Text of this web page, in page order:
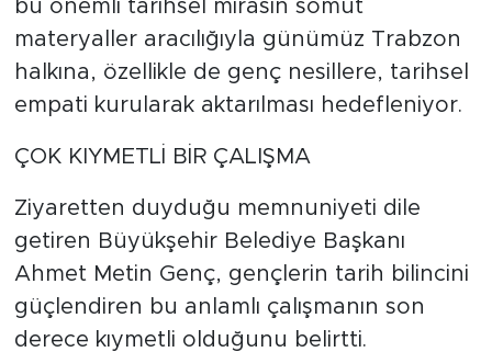
bu önemli tarihsel mirasın somut
materyaller aracılığıyla günümüz Trabzon
halkına, özellikle de genç nesillere, tarihsel
empati kurularak aktarılması hedefleniyor.
ÇOK KIYMETLİ BİR ÇALIŞMA
Ziyaretten duyduğu memnuniyeti dile
getiren Büyükşehir Belediye Başkanı
Ahmet Metin Genç, gençlerin tarih bilincini
güçlendiren bu anlamlı çalışmanın son
derece kıymetli olduğunu belirtti.